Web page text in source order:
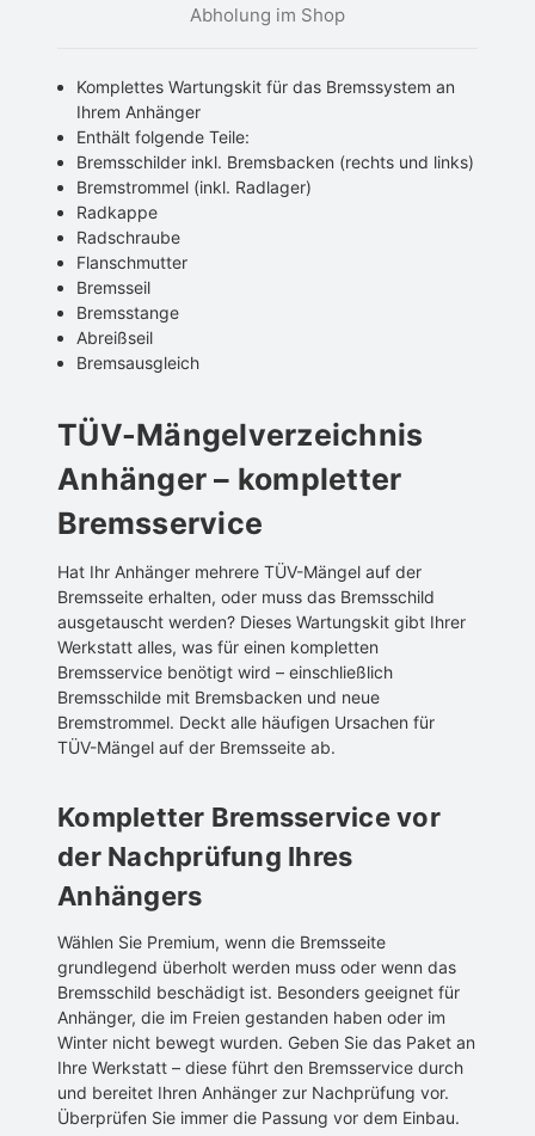
Abholung im Shop
Komplettes Wartungskit für das Bremssystem an
Ihrem Anhänger
Enthält folgende Teile:
Bremsschilder inkl. Bremsbacken (rechts und links)
Bremstrommel (inkl. Radlager)
Radkappe
Radschraube
Flanschmutter
Bremsseil
Bremsstange
Abreißseil
Bremsausgleich
TÜV-Mängelverzeichnis
Anhänger – kompletter
Bremsservice
Hat Ihr Anhänger mehrere TÜV-Mängel auf der
Bremsseite erhalten, oder muss das Bremsschild
ausgetauscht werden? Dieses Wartungskit gibt Ihrer
Werkstatt alles, was für einen kompletten
Bremsservice benötigt wird – einschließlich
Bremsschilde mit Bremsbacken und neue
Bremstrommel. Deckt alle häufigen Ursachen für
TÜV-Mängel auf der Bremsseite ab.
Kompletter Bremsservice vor
der Nachprüfung Ihres
Anhängers
Wählen Sie Premium, wenn die Bremsseite
grundlegend überholt werden muss oder wenn das
Bremsschild beschädigt ist. Besonders geeignet für
Anhänger, die im Freien gestanden haben oder im
Winter nicht bewegt wurden. Geben Sie das Paket an
Ihre Werkstatt – diese führt den Bremsservice durch
und bereitet Ihren Anhänger zur Nachprüfung vor.
Überprüfen Sie immer die Passung vor dem Einbau.